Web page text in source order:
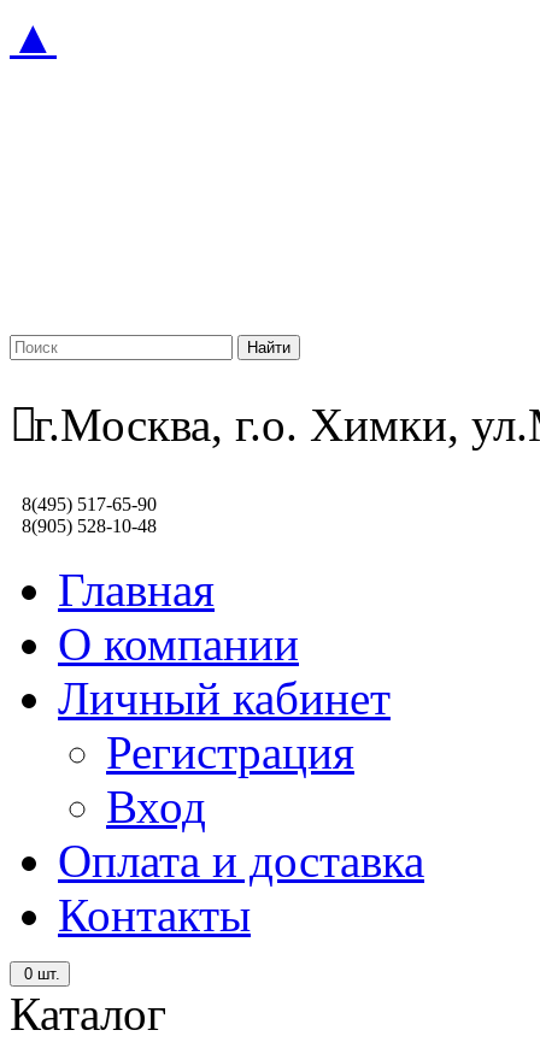
▲
г.Москва, г.о. Химки,
8(495) 517-65-90
8(905) 528-10-48
Главная
О компании
Личный кабинет
Регистрация
Вход
Оплата и доставка
Контакты
0 шт.
Каталог